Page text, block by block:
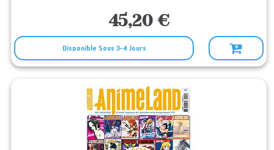
45,20 €
Disponible Sous 3-4 Jours